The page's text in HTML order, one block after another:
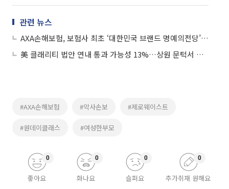
관련 뉴스
AXA손해보험, 보험사 최초 ‘대한민국 브랜드 명예의전당’ 4년 연속 1위
美 클래리티 법안 연내 통과 가능성 13%…상원 문턱서 제동
#AXA손해보험 #악사손보 #제로웨이스트
#원데이클래스 #여성한부모
좋아요
0
화나요
0
슬퍼요
0
추가취재 원해요
0